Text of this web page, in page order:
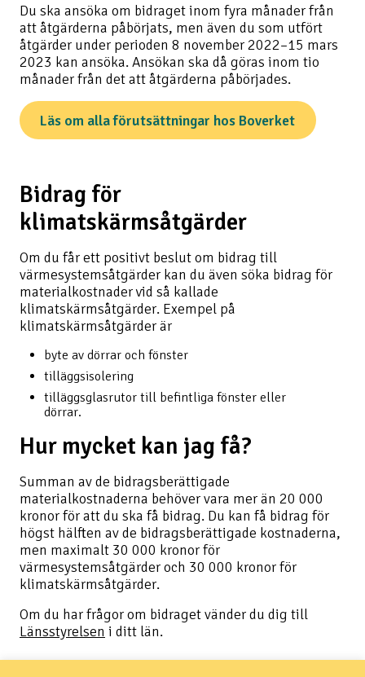
Du ska ansöka om bidraget inom fyra månader från
att åtgärderna påbörjats, men även du som utfört
åtgärder under perioden 8 november 2022–15 mars
2023 kan ansöka. Ansökan ska då göras inom tio
månader från det att åtgärderna påbörjades.
Läs om alla förutsättningar hos Boverket
Bidrag för
klimatskärmsåtgärder
Om du får ett positivt beslut om bidrag till
värmesystemsåtgärder kan du även söka bidrag för
materialkostnader vid så kallade
klimatskärmsåtgärder. Exempel på
klimatskärmsåtgärder är
byte av dörrar och fönster
tilläggsisolering
tilläggsglasrutor till befintliga fönster eller
dörrar.
Hur mycket kan jag få?
Summan av de bidragsberättigade
materialkostnaderna behöver vara mer än 20 000
kronor för att du ska få bidrag. Du kan få bidrag för
högst hälften av de bidragsberättigade kostnaderna,
men maximalt 30 000 kronor för
värmesystemsåtgärder och 30 000 kronor för
klimatskärmsåtgärder.
Om du har frågor om bidraget vänder du dig till
Länsstyrelsen i ditt län.